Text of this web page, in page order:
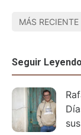
MÁS RECIENTE
Seguir Leyendo